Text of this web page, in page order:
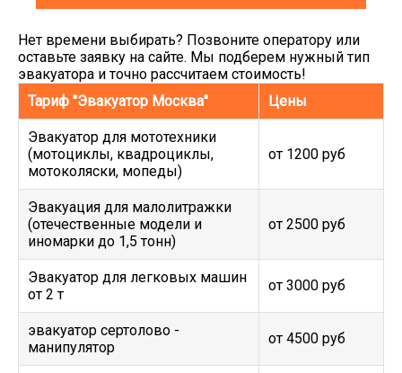
Нет времени выбирать? Позвоните оператору или
оставьте заявку на сайте. Мы подберем нужный тип
эвакуатора и точно рассчитаем стоимость!
Тариф "Эвакуатор Москва"
Цены
Эвакуатор для мототехники
(мотоциклы, квадроциклы,
мотоколяски, мопеды)
от 1200 руб
Эвакуация для малолитражки
(отечественные модели и
иномарки до 1,5 тонн)
от 2500 руб
Эвакуатор для легковых машин
от 2 т
от 3000 руб
эвакуатор сертолово -
манипулятор
от 4500 руб